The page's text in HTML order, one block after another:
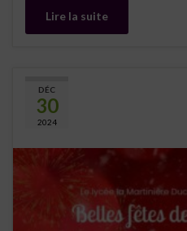
Lire la suite
DÉC
30
2024